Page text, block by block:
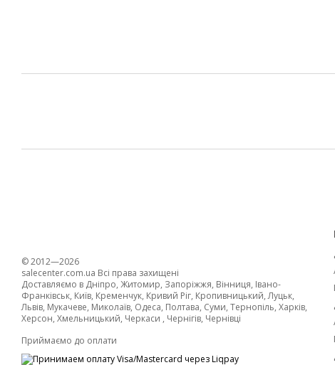
© 2012—2026
salecenter.com.ua Всі права захищені
Доставляємо в Дніпро, Житомир, Запоріжжя, Вінниця, Івано-
Франківськ, Київ, Кременчук, Кривий Ріг, Кропивницький, Луцьк,
Львів, Мукачеве, Миколаїв, Одеса, Полтава, Суми, Тернопіль, Харків,
Херсон, Хмельницький, Черкаси , Чернігів, Чернівці
Приймаємо до оплати